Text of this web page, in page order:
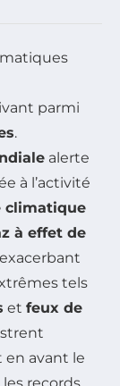
parmi
.
alerte
à l’activité
climatique
à effet de
tels
et feux de
en avant le